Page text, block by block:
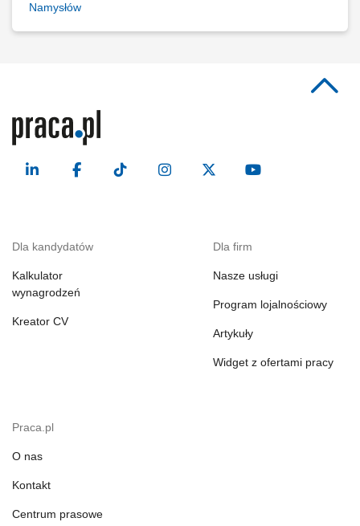
Namysłów
Dla kandydatów
Kalkulator
wynagrodzeń
Kreator CV
Dla firm
Nasze usługi
Program lojalnościowy
Artykuły
Widget z ofertami pracy
Praca.pl
O nas
Kontakt
Centrum prasowe